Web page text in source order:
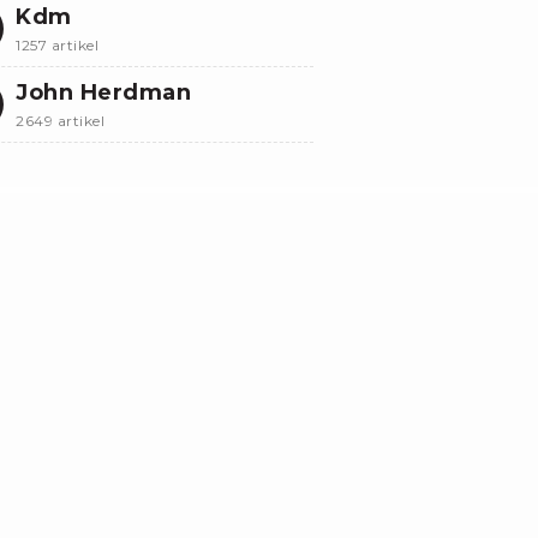
Kdm
1257 artikel
John Herdman
2649 artikel